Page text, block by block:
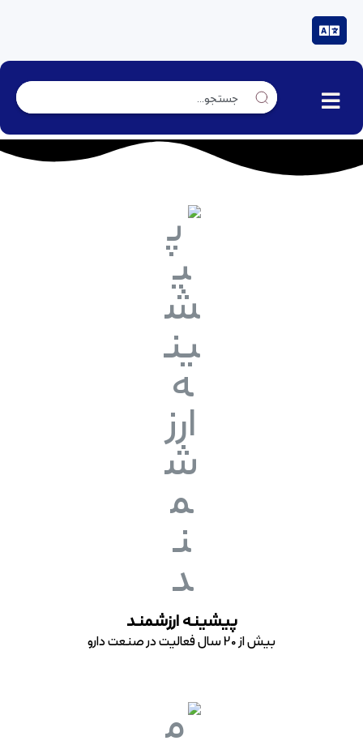
پیشینه ارزشمند
بیش از 20 سال فعالیت در صنعت دارو